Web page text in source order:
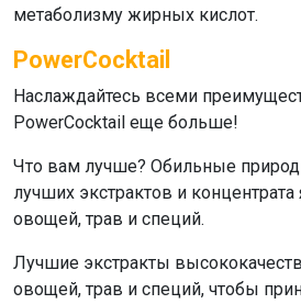
метаболизму жирных кислот.
PowerCocktail
Наслаждайтесь всеми
PowerCocktail еще больше!
Что вам лучше? Обильные
лучших экстрактов и концентрата
овощей, трав и специй.
Лучшие экстракты
овощей, трав и специй, чтобы